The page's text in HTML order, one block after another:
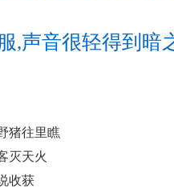
,声音很轻得到暗
猪往里瞧
灭天火
收获